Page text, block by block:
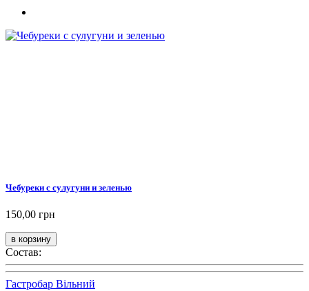
Чебуреки с сулугуни и зеленью
150,00 грн
Состав:
Гастробар Вільний